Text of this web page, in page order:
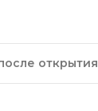
открытия